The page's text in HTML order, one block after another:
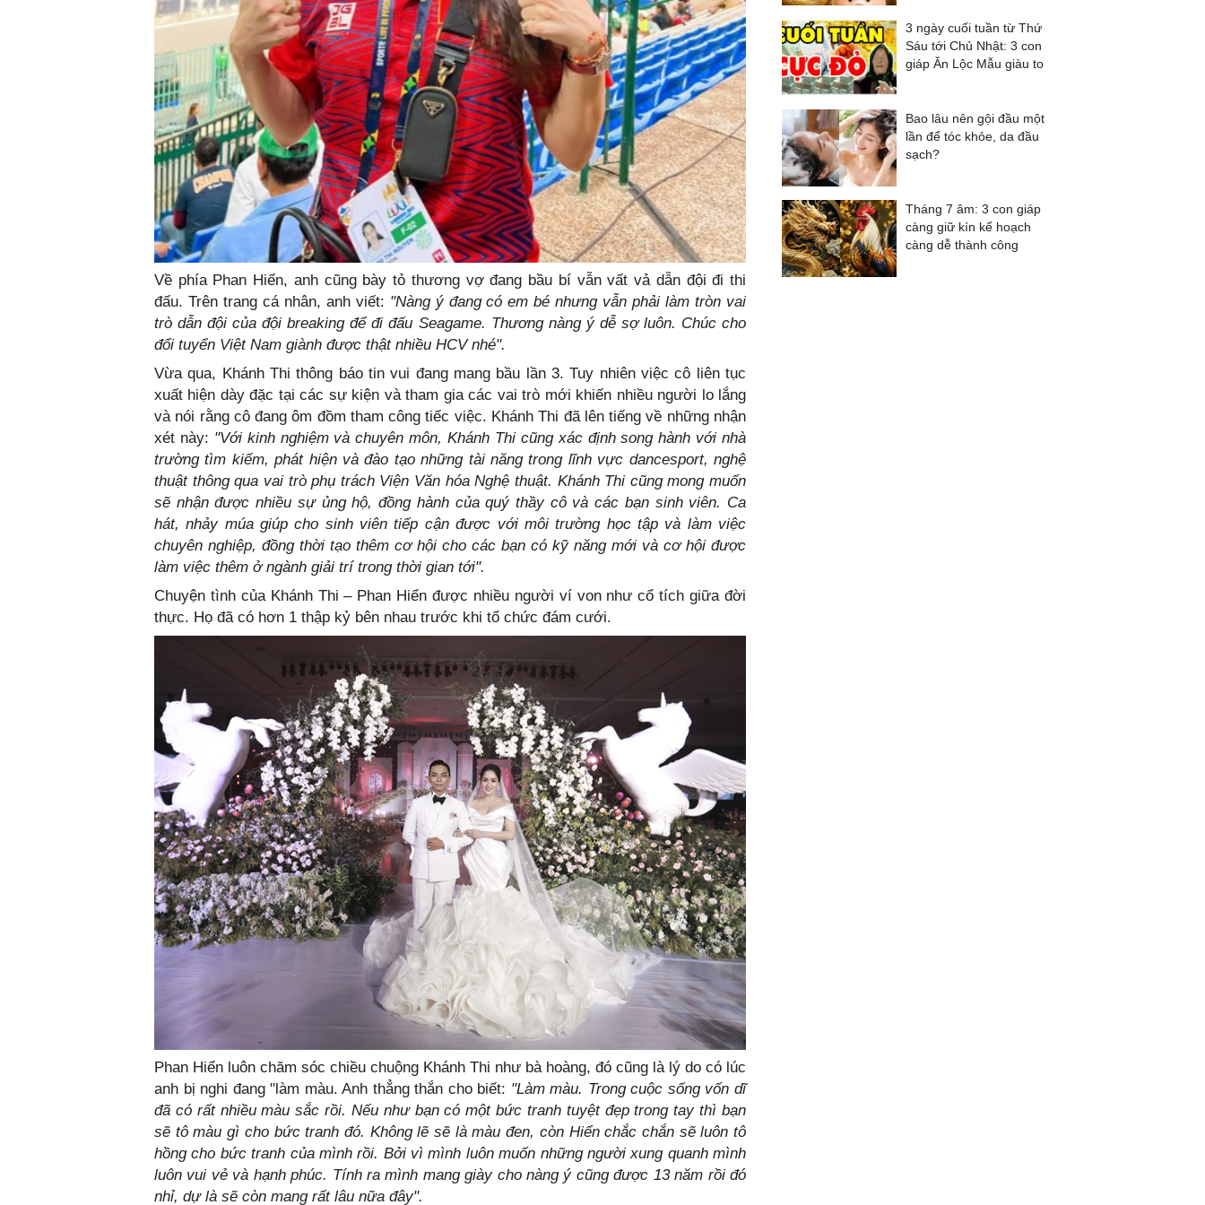
Về phía Phan Hiển, anh cũng bày tỏ thương vợ đang bầu bí vẫn vất vả dẫn đội đi thi
đấu. Trên trang cá nhân, anh viết: "Nàng ý đang có em bé nhưng vẫn phải làm tròn vai
trò dẫn đội của đội breaking để đi đấu Seagame. Thương nàng ý dễ sợ luôn. Chúc cho
đổi tuyển Việt Nam giành được thật nhiều HCV nhé".
Vừa qua, Khánh Thi thông báo tin vui đang mang bầu lần 3. Tuy nhiên việc cô liên tục
xuất hiện dày đặc tại các sự kiện và tham gia các vai trò mới khiến nhiều người lo lắng
và nói rằng cô đang ôm đồm tham công tiếc việc. Khánh Thi đã lên tiếng về những nhận
xét này: "Với kinh nghiệm và chuyên môn, Khánh Thi cũng xác định song hành với nhà
trường tìm kiếm, phát hiện và đào tạo những tài năng trong lĩnh vực dancesport, nghệ
thuật thông qua vai trò phụ trách Viện Văn hóa Nghệ thuật. Khánh Thi cũng mong muốn
sẽ nhận được nhiều sự ủng hộ, đồng hành của quý thầy cô và các bạn sinh viên. Ca
hát, nhảy múa giúp cho sinh viên tiếp cận được với môi trường học tập và làm việc
chuyên nghiệp, đồng thời tạo thêm cơ hội cho các bạn có kỹ năng mới và cơ hội được
làm việc thêm ở ngành giải trí trong thời gian tới".
Chuyện tình của Khánh Thi – Phan Hiển được nhiều người ví von như cổ tích giữa đời
thực. Họ đã có hơn 1 thập kỷ bên nhau trước khi tổ chức đám cưới.
Phan Hiển luôn chăm sóc chiều chuộng Khánh Thi như bà hoàng, đó cũng là lý do có lúc
anh bị nghi đang "làm màu. Anh thẳng thắn cho biết: "Làm màu. Trong cuộc sống vốn dĩ
đã có rất nhiều màu sắc rồi. Nếu như bạn có một bức tranh tuyệt đẹp trong tay thì bạn
sẽ tô màu gì cho bức tranh đó. Không lẽ sẽ là màu đen, còn Hiển chắc chắn sẽ luôn tô
hồng cho bức tranh của mình rồi. Bởi vì mình luôn muốn những người xung quanh mình
luôn vui vẻ và hạnh phúc. Tính ra mình mang giày cho nàng ý cũng được 13 năm rồi đó
nhỉ, dự là sẽ còn mang rất lâu nữa đây".
3 ngày cuối tuần từ Thứ
Sáu tới Chủ Nhật: 3 con
giáp Ăn Lộc Mẫu giàu to
Bao lâu nên gội đầu một
lần để tóc khỏe, da đầu
sạch?
Tháng 7 âm: 3 con giáp
càng giữ kín kế hoạch
càng dễ thành công